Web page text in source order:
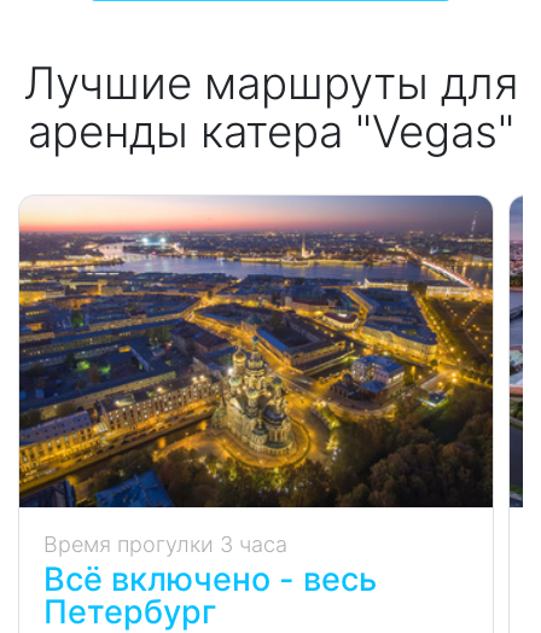
Лучшие маршруты для
аренды катера "Vegas"
Время прогулки 3 часа
Всё включено - весь
Петербург